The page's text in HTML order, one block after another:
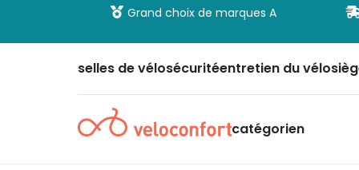
Grand choix de marques A
selles de vélosécuritéentretien du vélo
catégorien